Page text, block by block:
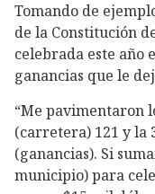
Tomando de
de la Constitución
celebrada este año
ganancias que le
“Me pavimentaron
(carretera) 121 y la
(ganancias). Si
municipio) para